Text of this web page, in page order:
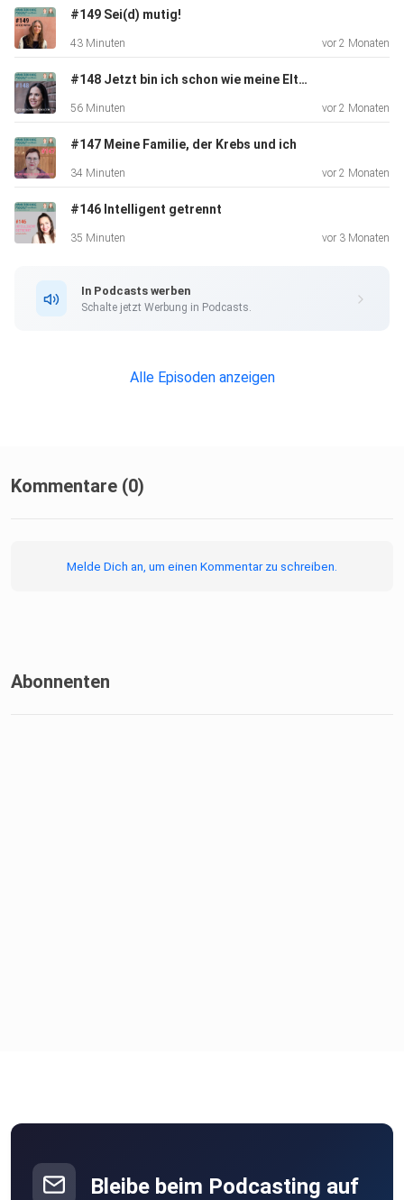
Schwierigkeiten und thematisiert die Herausforderungen,
die viele
Versicherungen, gesellschaftlichen Strukturen und der
Notwendigkeit
Es
wird betont, wie wichtig Inklusion und Teilhabe für Kinder
wie einfache solidarische Handlungen im Alltag einen
großen
#149 Sei(d) mutig!
43 Minuten vor 2 Monaten
#148 Jetzt bin ich schon wie meine Eltern
56 Minuten vor 2 Monaten
#147 Meine Familie, der Krebs und ich
34 Minuten vor 2 Monaten
#146 Intelligent getrennt
35 Minuten vor 3 Monaten
In Podcasts werben
Schalte jetzt Werbung in Podcasts.
Alle Episoden anzeigen
Kommentare (0)
Melde Dich an, um einen Kommentar zu schreiben.
Abonnenten
Bleibe beim Podcasting auf